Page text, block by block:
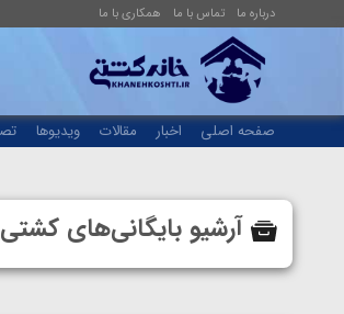
درباره ما تماس با ما همکاری با ما
صفحه اصلی اخبار مقالات ویدیوها
آرشیو بایگانی‌های